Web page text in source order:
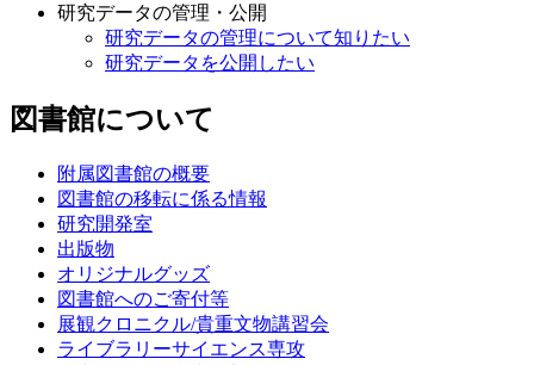
研究データの管理・公開
研究データの管理について知りたい
研究データを公開したい
図書館について
附属図書館の概要
図書館の移転に係る情報
研究開発室
出版物
オリジナルグッズ
図書館へのご寄付等
展観クロニクル/貴重文物講習会
ライブラリーサイエンス専攻